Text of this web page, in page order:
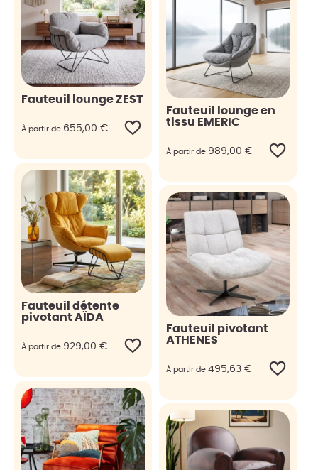
Fauteuil lounge ZEST
À partir de 655,00 €
Fauteuil lounge en
tissu EMERIC
À partir de 989,00 €
Fauteuil détente
pivotant AÏDA
À partir de 929,00 €
Fauteuil pivotant
ATHENES
À partir de 495,63 €